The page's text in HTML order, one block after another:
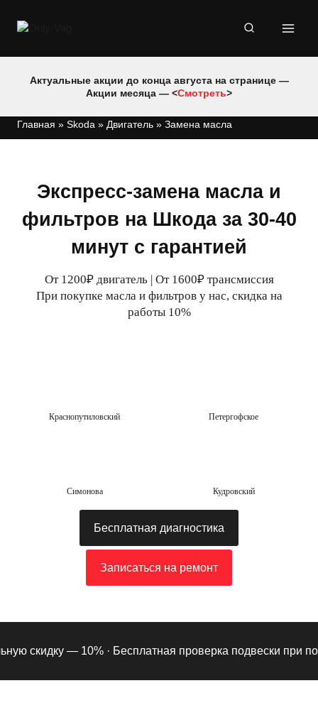
Актуальные акции до конца августа на странице —
Акции месяца — <Смотреть>
Главная » Skoda » Двигатель » Замена масла
Экспресс-замена масла и
фильтров на Шкода за 30-40
минут с гарантией
От 1200₽ двигатель | От 1600₽ трансмиссия
При покупке масла и фильтров у нас, скидка на
работы 10%
Краснопутиловский Петергофское
Симонова Кудровский
Бесплатная диагностика
Записаться на ремонт
скидку — 10% ·Бесплатная проверка подвески при